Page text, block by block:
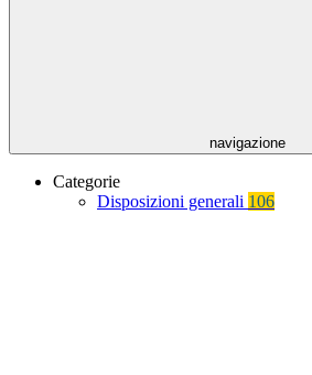
navigazione
Categorie
Disposizioni generali 106